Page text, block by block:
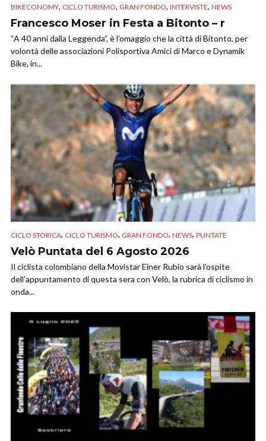
BIKECONOMY, CICLO TURISMO, GRAN FONDO, INTERVISTE, NEWS
Francesco Moser in Festa a Bitonto – r
“A 40 anni dalla Leggenda”, è l’omaggio che la città di Bitonto, per
volontà delle associazioni Polisportiva Amici di Marco e Dynamik
Bike, in...
CICLO STORICA, CICLO TURISMO, GRAN FONDO, NEWS, PUNTATE
Velò Puntata del 6 Agosto 2026
Il ciclista colombiano della Movistar Einer Rubio sarà l’ospite
dell’appuntamento di questa sera con Velò, la rubrica di ciclismo in
onda...